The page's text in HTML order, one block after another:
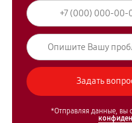
*Отправляя данные, вы